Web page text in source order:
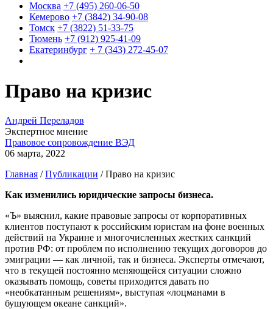
Москва +7 (495) 260-06-50
Кемерово +7 (3842) 34-90-08
Томск +7 (3822) 51-33-75
Тюмень +7 (912) 925-41-09
Екатеринбург + 7 (343) 272-45-07
Право на кризис
Андрей Переладов
Экспертное мнение
Правовое сопровождение ВЭД
06 марта, 2022
Главная /Публикации /Право на кризис
Как изменились юридические запросы бизнеса.
«Ъ» выяснил, какие правовые запросы от корпоративных
клиентов поступают к российским юристам на фоне военных
действий на Украине и многочисленных жестких санкций
против РФ: от проблем по исполнению текущих договоров до
эмиграции — как личной, так и бизнеса. Эксперты отмечают,
что в текущей постоянно меняющейся ситуации сложно
оказывать помощь, советы приходится давать по
«необкатанным решениям», выступая «лоцманами в
бушующем океане санкций».